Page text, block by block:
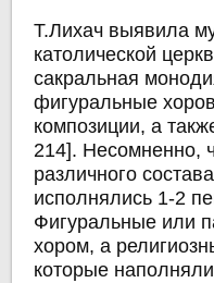
Т.Лихач выявила
католической
сакральная
фигуральные
композиции, а
214]. Несомненно,
различного
исполнялись 1-2
Фигуральные или
хором, а
которые